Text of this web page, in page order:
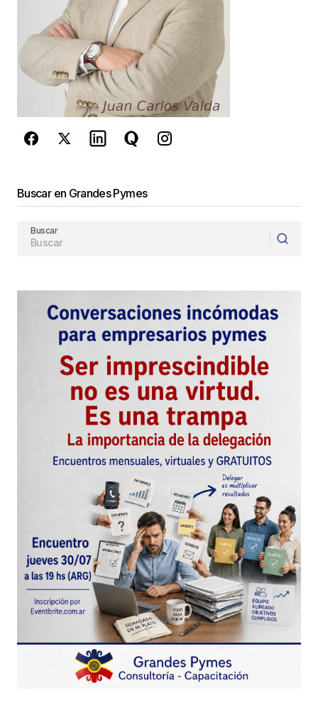
Your E-mail*
Guarda mi nombre, correo electrónico y web en
este navegador para la próxima vez que
comente.
Este sitio esta protegido por
de Googlese aplican.
Buscar en Grandes Pymes
Buscar